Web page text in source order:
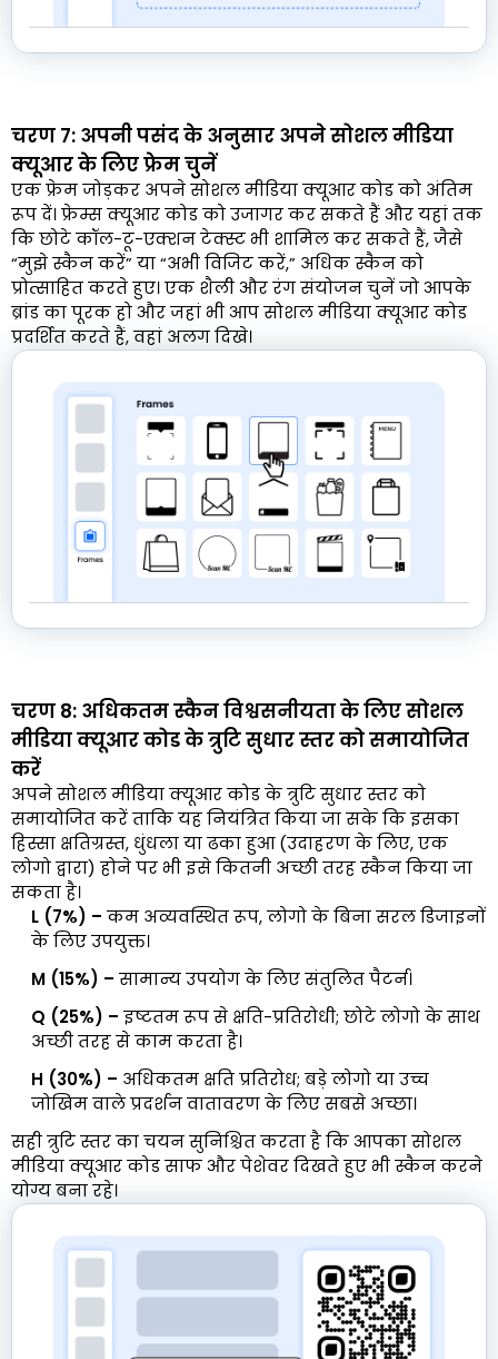
चरण 7: अपनी पसंद के अनुसार अपने सोशल मीडिया
क्यूआर के लिए फ्रेम चुनें
एक फ्रेम जोड़कर अपने सोशल मीडिया क्यूआर कोड को अंतिम
रूप दें। फ्रेम्स क्यूआर कोड को उजागर कर सकते हैं और यहां तक
कि छोटे कॉल-टू-एक्शन टेक्स्ट भी शामिल कर सकते हैं, जैसे
“मुझे स्कैन करें” या “अभी विजिट करें,” अधिक स्कैन को
प्रोत्साहित करते हुए। एक शैली और रंग संयोजन चुनें जो आपके
ब्रांड का पूरक हो और जहां भी आप सोशल मीडिया क्यूआर कोड
प्रदर्शित करते हैं, वहां अलग दिखे।
चरण 8: अधिकतम स्कैन विश्वसनीयता के लिए सोशल
मीडिया क्यूआर कोड के त्रुटि सुधार स्तर को समायोजित
करें
अपने सोशल मीडिया क्यूआर कोड के त्रुटि सुधार स्तर को
समायोजित करें ताकि यह नियंत्रित किया जा सके कि इसका
हिस्सा क्षतिग्रस्त, धुंधला या ढका हुआ (उदाहरण के लिए, एक
लोगो द्वारा) होने पर भी इसे कितनी अच्छी तरह स्कैन किया जा
सकता है।
L (7%) – कम अव्यवस्थित रूप, लोगो के बिना सरल डिजाइनों
के लिए उपयुक्त।
M (15%) – सामान्य उपयोग के लिए संतुलित पैटर्न।
Q (25%) – इष्टतम रूप से क्षति-प्रतिरोधी; छोटे लोगो के साथ
अच्छी तरह से काम करता है।
H (30%) – अधिकतम क्षति प्रतिरोध; बड़े लोगो या उच्च
जोखिम वाले प्रदर्शन वातावरण के लिए सबसे अच्छा।
सही त्रुटि स्तर का चयन सुनिश्चित करता है कि आपका सोशल
मीडिया क्यूआर कोड साफ और पेशेवर दिखते हुए भी स्कैन करने
योग्य बना रहे।